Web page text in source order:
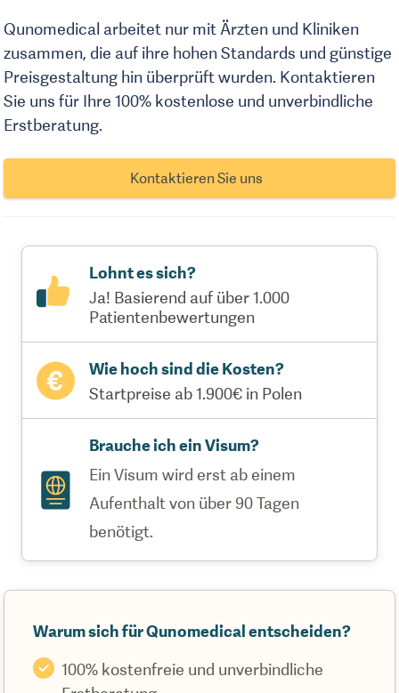
Qunomedical arbeitet nur mit Ärzten und Kliniken
zusammen, die auf ihre hohen Standards und günstige
Preisgestaltung hin überprüft wurden. Kontaktieren
Sie uns für Ihre 100% kostenlose und unverbindliche
Erstberatung.
Kontaktieren Sie uns
Lohnt es sich?
Ja! Basierend auf über 1.000
Patientenbewertungen
Wie hoch sind die Kosten?
Startpreise ab 1.900€ in Polen
Brauche ich ein Visum?
Ein Visum wird erst ab einem
Aufenthalt von über 90 Tagen
benötigt.
Warum sich für Qunomedical entscheiden?
100% kostenfreie und unverbindliche